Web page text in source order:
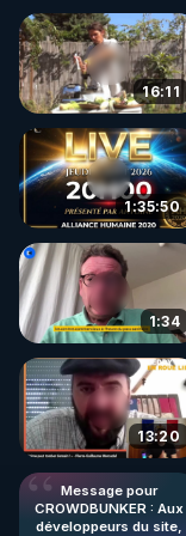
🌱 INSTAGRAM
https://
http://rgnr.li/
🌱 LA
Pour ne pas
http://rgnr.li/news
🌱 VIDÉOS NON
Toutes les
http://rgnr.li/
🌱 LES STAGES
16:11
1:35:50
1:34
13:20
Message pour
CROWDBUNKER : Aux
développeurs du site,